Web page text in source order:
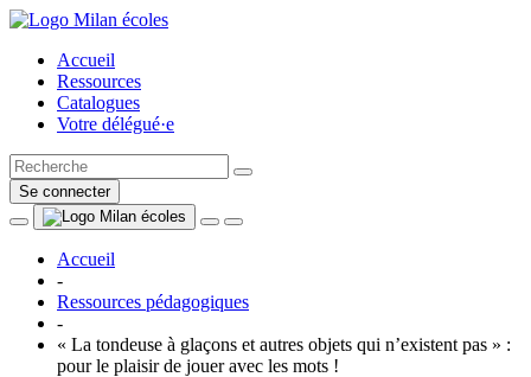
Accueil
Ressources
Catalogues
Votre délégué·e
Se connecter
Accueil
-
Ressources pédagogiques
-
« La tondeuse à glaçons et autres objets qui n’existent pas » :
pour le plaisir de jouer avec les mots !